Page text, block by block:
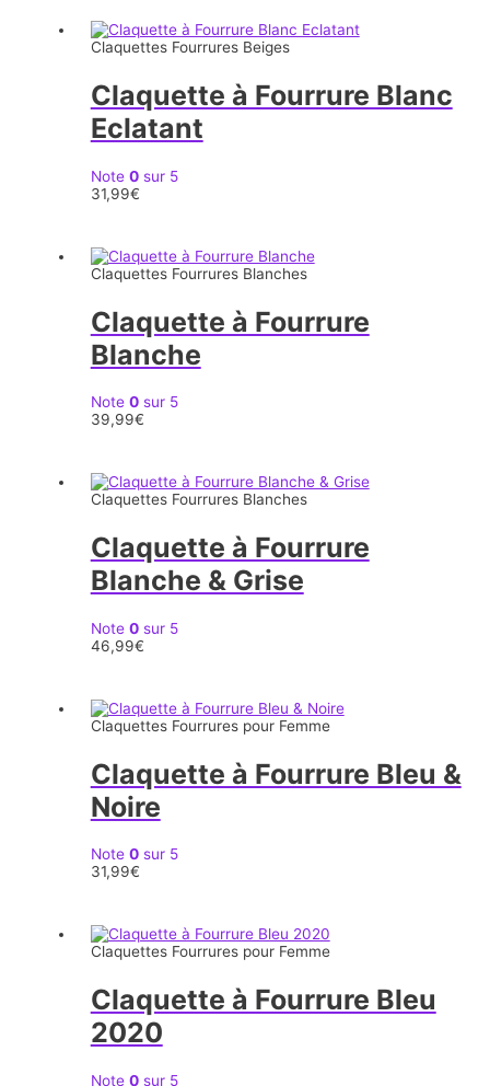
Claquettes Fourrures Beiges
Claquette à Fourrure Blanc
Eclatant
Note 0sur 5
31,99€
Claquettes Fourrures Blanches
Claquette à Fourrure
Blanche
Note 0sur 5
39,99€
Claquettes Fourrures Blanches
Claquette à Fourrure
Blanche & Grise
Note 0sur 5
46,99€
Claquettes Fourrures pour Femme
Claquette à Fourrure Bleu &
Noire
Note 0sur 5
31,99€
Claquettes Fourrures pour Femme
Claquette à Fourrure Bleu
2020
Note 0sur 5